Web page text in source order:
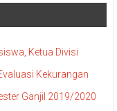
Ketua Divisi
Kekurangan
Ganjil 2019/2020